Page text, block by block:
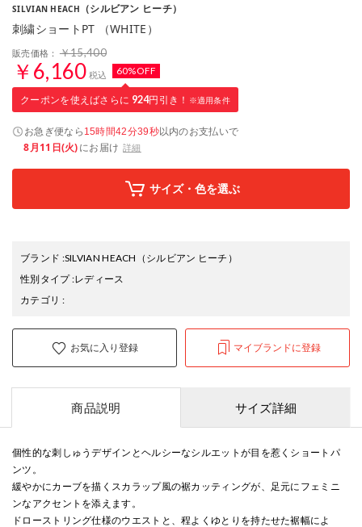
SILVIAN HEACH （シルビアン ヒーチ）
刺繍ショートPT （WHITE）
販売価格： ￥15,400
￥6,160 税込 60%OFF
クーポンを使えばさらに 924円引き！ ※適用条件
お急ぎ便なら 15時間42分38秒以内のお支払いで
8月11日(火)にお届け 詳細
サイズ・色を選ぶ
ブランド :SILVIAN HEACH （シルビアン ヒーチ）
性別タイプ:レディース
カテゴリ :
お気に入り登録 マイブランドに登録
商品説明 サイズ詳細
個性的な刺しゅうデザインとヘルシーなシルエットが目を惹くショートパ
ンツ。
緩やかにカーブを描くスカラップ風の裾カッティングが、足元にフェミニ
ンなアクセントを添えます。
ドローストリング仕様のウエストと、程よくゆとりを持たせた裾幅によ